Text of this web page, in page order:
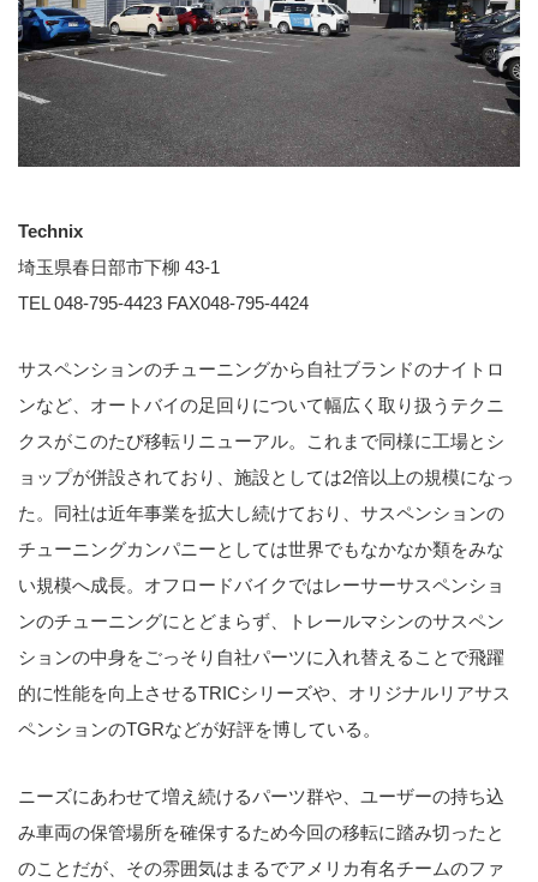
Technix
埼玉県春日部市下柳 43-1
TEL 048-795-4423 FAX048-795-4424
サスペンションのチューニングから自社ブランドのナイトロ
ンなど、オートバイの足回りについて幅広く取り扱うテクニ
クスがこのたび移転リニューアル。これまで同様に工場とシ
ョップが併設されており、施設としては2倍以上の規模になっ
た。同社は近年事業を拡大し続けており、サスペンションの
チューニングカンパニーとしては世界でもなかなか類をみな
い規模へ成長。オフロードバイクではレーサーサスペンショ
ンのチューニングにとどまらず、トレールマシンのサスペン
ションの中身をごっそり自社パーツに入れ替えることで飛躍
的に性能を向上させるTRICシリーズや、オリジナルリアサス
ペンションのTGRなどが好評を博している。
ニーズにあわせて増え続けるパーツ群や、ユーザーの持ち込
み車両の保管場所を確保するため今回の移転に踏み切ったと
のことだが、その雰囲気はまるでアメリカ有名チームのファ